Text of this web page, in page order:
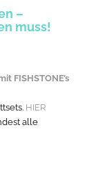
–
muss!
FISHSTONE’s
HIER
alle